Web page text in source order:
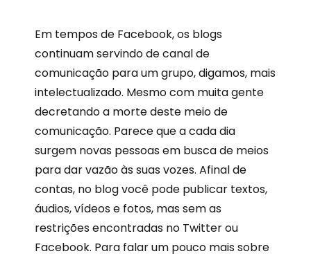
Em tempos de Facebook, os blogs
continuam servindo de canal de
comunicação para um grupo, digamos, mais
intelectualizado. Mesmo com muita gente
decretando a morte deste meio de
comunicação. Parece que a cada dia
surgem novas pessoas em busca de meios
para dar vazão às suas vozes. Afinal de
contas, no blog você pode publicar textos,
áudios, vídeos e fotos, mas sem as
restrições encontradas no Twitter ou
Facebook. Para falar um pouco mais sobre